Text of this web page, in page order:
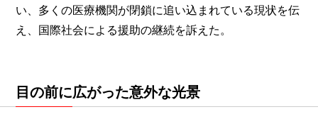
い、多くの医療機関が閉鎖に追い込まれている現状を伝
え、国際社会による援助の継続を訴えた。
目の前に広がった意外な光景